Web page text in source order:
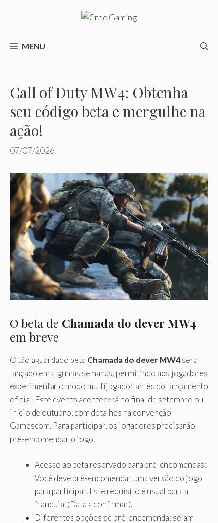
o
conteúdoMENU
Call of Duty MW4: Obtenha
seu código beta e mergulhe na
ação!
07/07/2026
O beta de Chamada do dever MW4
em breve
O tão aguardado beta Chamada do dever MW4será
lançado em algumas semanas, permitindo aos jogadores
experimentar o modo multijogador antes do lançamento
oficial. Este evento acontecerá no final de setembro ou
início de outubro, com detalhes na convenção
Gamescom. Para participar, os jogadores precisarão
pré-encomendar o jogo.
Acesso ao beta reservado para pré-encomendas:
Você deve pré-encomendar uma versão do jogo
para participar. Este requisito é usual para a
franquia. (Data a confirmar).
Diferentes opções de pré-encomenda: sejam